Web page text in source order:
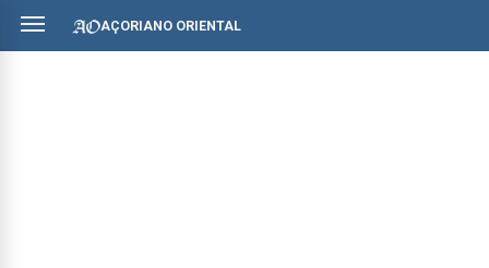
AÇORIANO ORIENTAL